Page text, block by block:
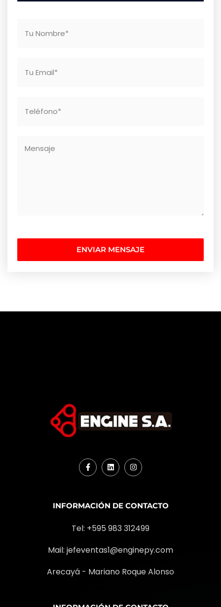
ENVIAR MENSAJE
INFORMACIÓN DE CONTACTO
Tel: +595 983 312499
Mail: jefeventas1@enginepy.com
Arecayá - Mariano Roque Alonso